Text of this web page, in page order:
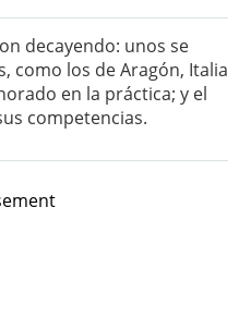
decayendo: unos se
como los de Aragón, Italia
en la práctica; y el
competencias.